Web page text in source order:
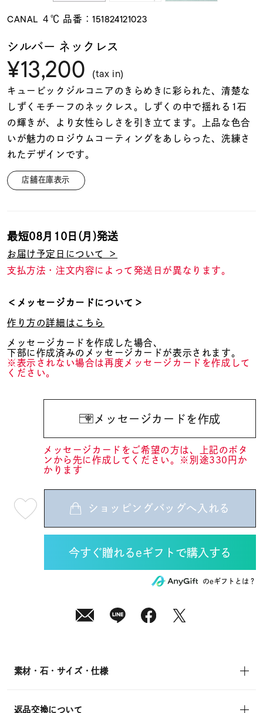
ファッションテイス
ト
着用シーン
コレクション
メンズ
リングサイズ
在庫 在庫ありのみ すべて表示
CANAL ４℃ 品番：151824121023
シルバー ネックレス
¥13,200 (tax in)
キュービックジルコニアのきらめきに彩られた、清楚な
しずくモチーフのネックレス。しずくの中で揺れる1石
の輝きが、より女性らしさを引き立てます。上品な色合
いが魅力のロジウムコーティングをあしらった、洗練さ
れたデザインです。
店舗在庫表示
最短08月10日(月)発送
お届け予定日について ＞
支払方法・注文内容によって発送日が異なります。
＜メッセージカードについて＞
作り方の詳細はこちら
メッセージカードを作成した場合、
下部に作成済みのメッセージカードが表示されます。
※表示されない場合は再度メッセージカードを作成して
ください。
メッセージカードを作成
メッセージカードをご希望の方は、上記のボタ
ンから先に作成してください。※別途330円か
かります
08
月
ショッピングバッグへ入れる
のeギフトとは？
素材・石・サイズ・仕様
返品交換について